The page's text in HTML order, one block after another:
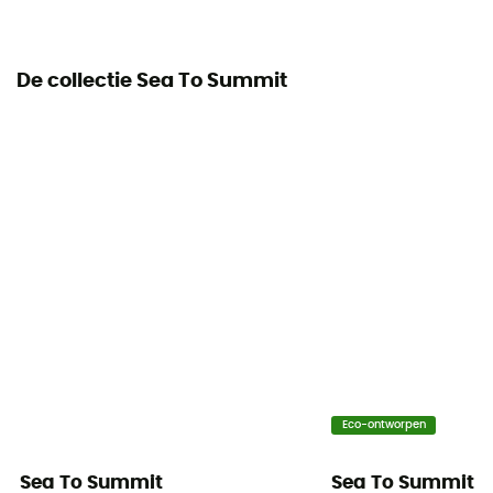
De collectie Sea To Summit
Sea To Summit
Eco-ontworpen
Sea To Summit